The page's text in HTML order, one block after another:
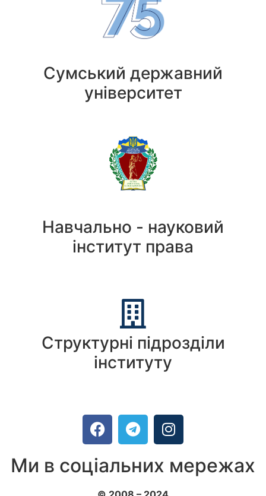
Сумський державний
університет
Навчально - науковий
інститут права
Структурні підрозділи
інституту
Ми в соціальних мережах